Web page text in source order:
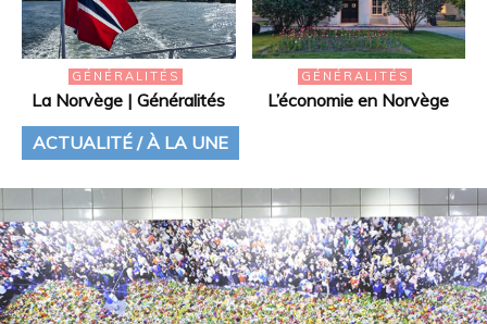
GÉNÉRALITÉS
La Norvège | Généralités
GÉNÉRALITÉS
L’économie en Norvège
ACTUALITÉ / À LA UNE